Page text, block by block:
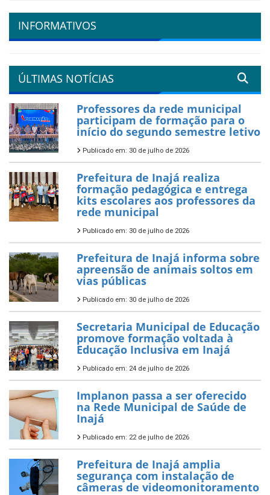
INFORMATIVOS
ÚLTIMAS NOTÍCIAS
Professores da rede municipal
participam de formação para o
início do segundo semestre letivo
Publicado em: 30 de julho de 2026
Prefeitura de Inajá realiza
formação pedagógica e entrega
kits escolares aos professores da
rede municipal
Publicado em: 30 de julho de 2026
Prefeitura de Inajá informa sobre
apreensão de animais soltos em
vias públicas
Publicado em: 30 de julho de 2026
Secretaria Municipal de Educação
promove formação voltada à
Educação Inclusiva em Inajá
Publicado em: 24 de julho de 2026
Implanon passa a ser oferecido
na Rede Municipal de Saúde de
Inajá
Publicado em: 22 de julho de 2026
Prefeitura de Inajá amplia
segurança com instalação de
câmeras de videomonitoramento